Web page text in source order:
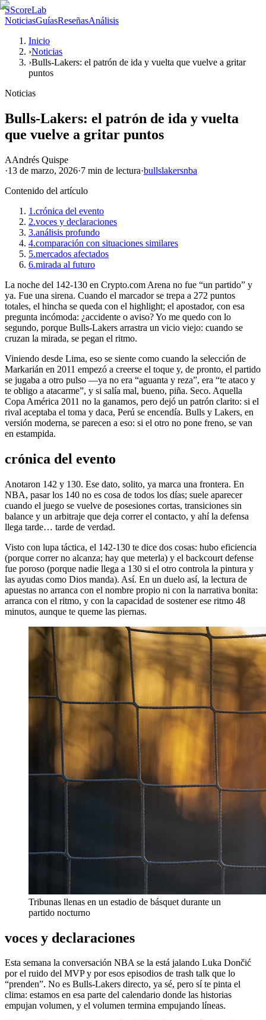
SScoreLab
NoticiasGuíasReseñasAnálisis
Inicio
›Noticias
›Bulls-Lakers: el patrón de ida y vuelta que vuelve a gritar
puntos
Noticias
Bulls-Lakers: el patrón de ida y vuelta
que vuelve a gritar puntos
AAndrés Quispe
·13 de marzo, 2026·7 min de lectura·bullslakersnba
Contenido del artículo
1.crónica del evento
2.voces y declaraciones
3.análisis profundo
4.comparación con situaciones similares
5.mercados afectados
6.mirada al futuro
La noche del 142-130 en Crypto.com Arena no fue “un partido” y
ya. Fue una sirena. Cuando el marcador se trepa a 272 puntos
totales, el hincha se queda con el highlight; el apostador, con esa
pregunta incómoda: ¿accidente o aviso? Yo me quedo con lo
segundo, porque Bulls-Lakers arrastra un vicio viejo: cuando se
cruzan la mirada, se pegan el ritmo.
Viniendo desde Lima, eso se siente como cuando la selección de
Markarián en 2011 empezó a creerse el toque y, de pronto, el partido
se jugaba a otro pulso —ya no era “aguanta y reza”, era “te ataco y
te obligo a atacarme”, y si salía mal, bueno, piña. Seco. Aquella
Copa América 2011 no la ganamos, pero dejó un patrón clarito: si el
rival aceptaba el toma y daca, Perú se encendía. Bulls y Lakers, en
versión moderna, se parecen a eso: si el otro no pone freno, se van
en estampida.
crónica del evento
Anotaron 142 y 130. Ese dato, solito, ya marca una frontera. En
NBA, pasar los 140 no es cosa de todos los días; suele aparecer
cuando el juego se vuelve de posesiones cortas, transiciones sin
balance y un arbitraje que deja correr el contacto, y ahí la defensa
llega tarde… tarde de verdad.
Visto con lupa táctica, el 142-130 te dice dos cosas: hubo eficiencia
(porque correr no alcanza; hay que meterla) y el backcourt defense
fue poroso (porque nadie llega a 130 si el otro controla la pintura y
las ayudas como Dios manda). Así. En un duelo así, la lectura de
apuestas no arranca con el nombre propio ni con la narrativa bonita:
arranca con el ritmo, y con la capacidad de sostener ese ritmo 48
minutos, aunque te queme las piernas.
Tribunas llenas en un estadio de básquet durante un
partido nocturno
voces y declaraciones
Esta semana la conversación NBA se la está jalando Luka Dončić
por el ruido del MVP y por esos episodios de trash talk que lo
“prenden”. No es Bulls-Lakers directo, ya sé, pero sí te pinta el
clima: estamos en esa parte del calendario donde las historias
empujan volumen, y el volumen termina empujando líneas.